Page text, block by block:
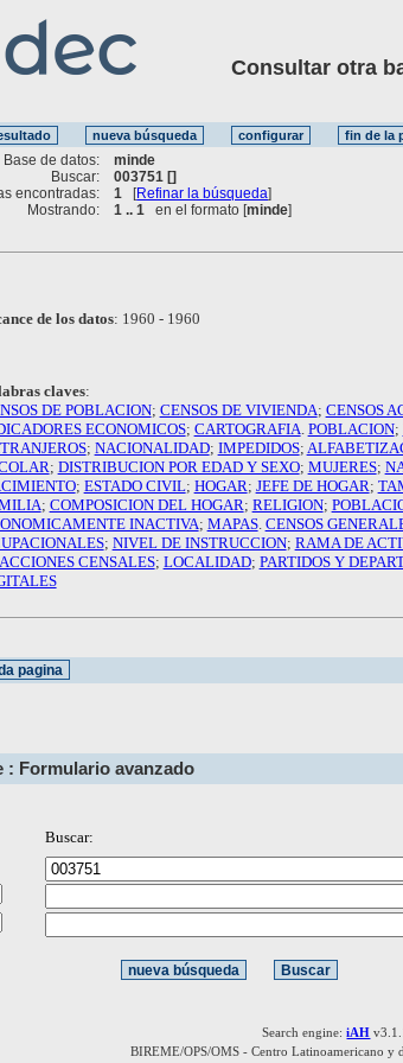
Consultar otra
Base de datos:
minde
Buscar:
003751 []
encontradas:
1 [Refinar la búsqueda]
Mostrando:
1 .. 1 en el formato [minde]
de los datos: 1960 - 1960
claves:
DE POBLACION; CENSOS DE VIVIENDA; CENSOS
ECONOMICOS; CARTOGRAFIA POBLACION;
; NACIONALIDAD; IMPEDIDOS;
; DISTRIBUCION POR EDAD Y SEXO; MUJERES;
; ESTADO CIVIL; HOGAR; JEFE DE HOGAR;
; COMPOSICION DEL HOGAR; RELIGION;
INACTIVA; MAPAS. CENSOS
; NIVEL DE INSTRUCCION; RAMA DE
CENSALES; LOCALIDAD; PARTIDOS Y
: Formulario avanzado
Buscar:
Search engine:iAH
BIREME/OPS/OMS - Centro Latinoamericano y